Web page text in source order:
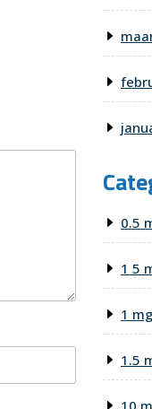
0.5
1 5
1 mg
1.5
10